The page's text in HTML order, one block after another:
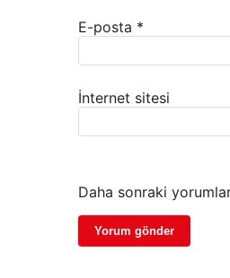
E-posta *
İnternet sitesi
Daha sonraki